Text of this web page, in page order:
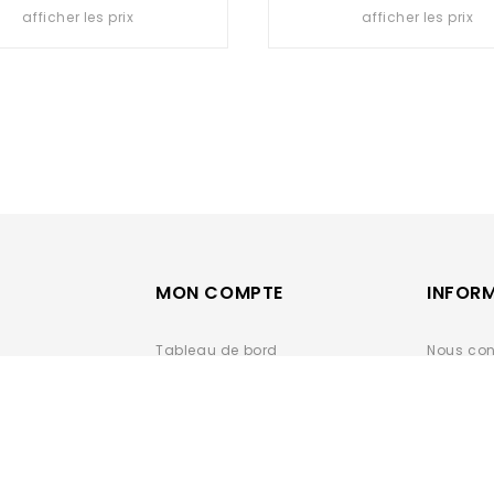
afficher les prix
afficher les prix
MON COMPTE
Tableau de bord
Nous